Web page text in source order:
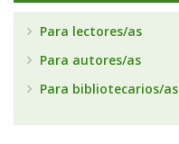
Para lectores/as
Para autores/as
Para bibliotecarios/as